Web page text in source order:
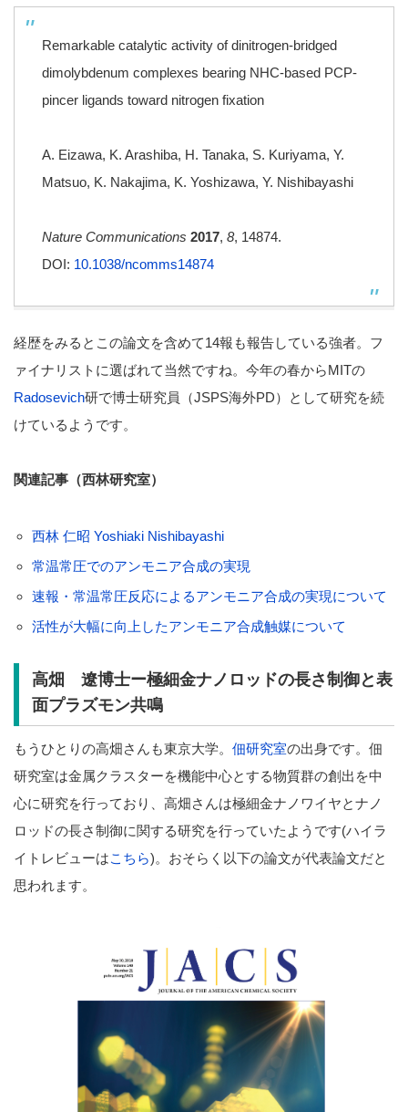
Remarkable catalytic activity of dinitrogen-bridged
dimolybdenum complexes bearing NHC-based PCP-
pincer ligands toward nitrogen fixation
A. Eizawa, K. Arashiba, H. Tanaka, S. Kuriyama, Y.
Matsuo, K. Nakajima, K. Yoshizawa, Y. Nishibayashi
Nature Communications 2017, 8, 14874.
DOI: 10.1038/ncomms14874
経歴をみるとこの論文を含めて14報も報告している強者。フ
ァイナリストに選ばれて当然ですね。今年の春からMITの
Radosevich研で博士研究員（JSPS海外PD）として研究を続
けているようです。
関連記事（西林研究室）
西林 仁昭 Yoshiaki Nishibayashi
常温常圧でのアンモニア合成の実現
速報・常温常圧反応によるアンモニア合成の実現について
活性が大幅に向上したアンモニア合成触媒について
高畑 遼博士ー極細金ナノロッドの長さ制御と表
面プラズモン共鳴
もうひとりの高畑さんも東京大学。 佃研究室の出身です。佃
研究室は金属クラスターを機能中心とする物質群の創出を中
心に研究を行っており、高畑さんは極細金ナノワイヤとナノ
ロッドの長さ制御に関する研究を行っていたようです(ハイラ
イトレビューはこちら)。おそらく以下の論文が代表論文だと
思われます。